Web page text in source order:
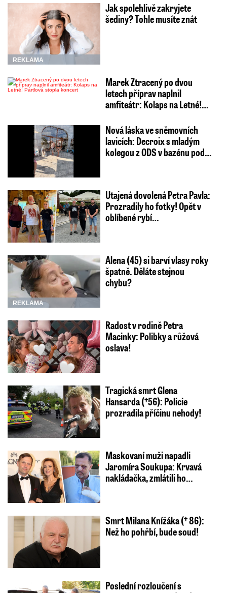
REKLAMA
Jak spolehlivě zakryjete
šediny? Tohle musíte znát
Marek Ztracený po dvou
letech příprav naplnil
amfiteátr: Kolaps na Letné!…
Nová láska ve sněmovních
lavicích: Decroix s mladým
kolegou z ODS v bazénu pod…
Utajená dovolená Petra Pavla:
Prozradily ho fotky! Opět v
oblíbené rybí…
REKLAMA
Alena (45) si barví vlasy roky
špatně. Děláte stejnou
chybu?
Radost v rodině Petra
Macinky: Polibky a růžová
oslava!
Tragická smrt Glena
Hansarda (†56): Policie
prozradila příčinu nehody!
Maskovaní muži napadli
Jaromíra Soukupa: Krvavá
nakládačka, zmlátili ho…
Smrt Milana Knížáka († 86):
Než ho pohřbí, bude soud!
Poslední rozloučení s